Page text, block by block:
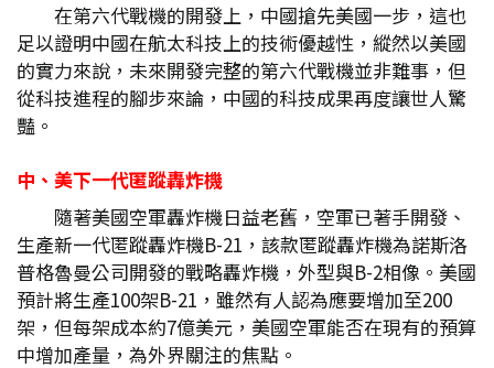
在第六代戰機的開發上，中國搶先美國一步，這也
足以證明中國在航太科技上的技術優越性，縱然以美國
的實力來說，未來開發完整的第六代戰機並非難事，但
從科技進程的腳步來論，中國的科技成果再度讓世人驚
豔。
中、美下一代匿蹤轟炸機
隨著美國空軍轟炸機日益老舊，空軍已著手開發、
生產新一代匿蹤轟炸機B-21，該款匿蹤轟炸機為諾斯洛
普格魯曼公司開發的戰略轟炸機，外型與B-2相像。美國
預計將生產100架B-21，雖然有人認為應要增加至200
架，但每架成本約7億美元，美國空軍能否在現有的預算
中增加產量，為外界關注的焦點。